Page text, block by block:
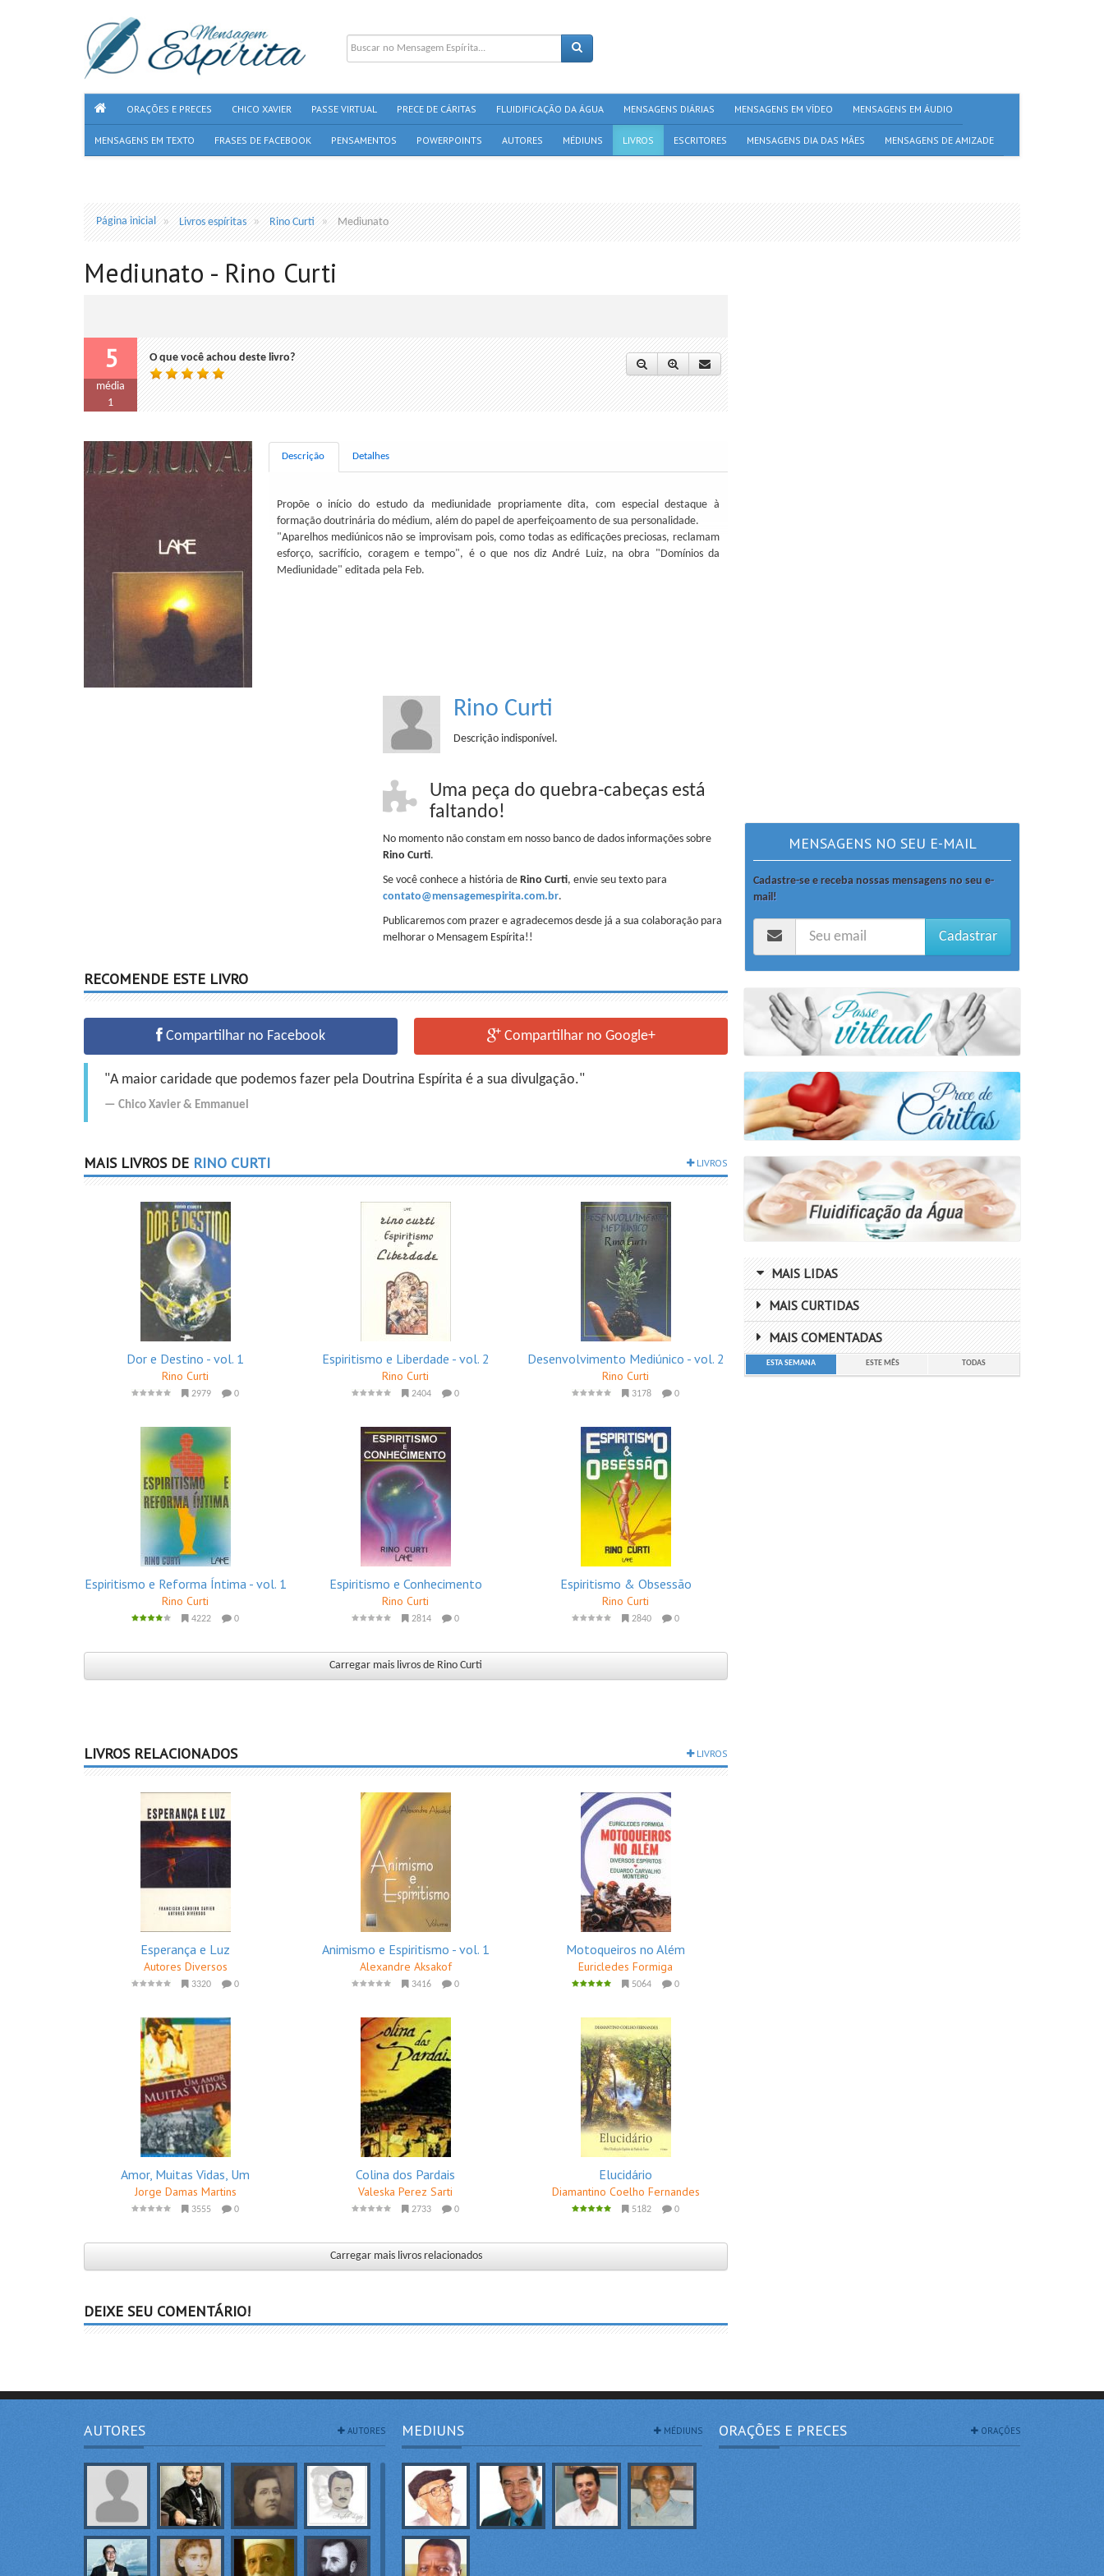
ORAÇÕES E PRECES CHICO XAVIER PASSE VIRTUAL PRECE DE CÁRITAS FLUIDIFICAÇÃO DA ÁGUA MENSAGENS DIÁRIAS MENSAGENS EM VÍDEO MENSAGENS EM ÁUDIO
MENSAGENS EM TEXTO FRASES DE FACEBOOK PENSAMENTOS POWERPOINTS AUTORES MÉDIUNS LIVROS ESCRITORES MENSAGENS DIA DAS MÃES MENSAGENS DE AMIZADE
Página inicial Livros espíritas Rino Curti Mediunato
Mediunato - Rino Curti
5
média
1
O que você achou deste livro?
Descrição Detalhes
Propõe o início do estudo da mediunidade propriamente dita, com especial destaque à
formação doutrinária do médium, além do papel de aperfeiçoamento de sua personalidade.
"Aparelhos mediúnicos não se improvisam pois, como todas as edificações preciosas, reclamam
esforço, sacrifício, coragem e tempo", é o que nos diz André Luiz, na obra "Domínios da
Mediunidade" editada pela Feb.
Rino Curti
Descrição indisponível.
Uma peça do quebra-cabeças está
faltando!
No momento não constam em nosso banco de dados informações sobre
Rino Curti.
Se você conhece a história de Rino Curti, envie seu texto para
contato@mensagemespirita.com.br.
Publicaremos com prazer e agradecemos desde já a sua colaboração para
melhorar o Mensagem Espírita!!
RECOMENDE ESTE LIVRO
Compartilhar no Facebook Compartilhar no Google+
"A maior caridade que podemos fazer pela Doutrina Espírita é a sua divulgação."
Chico Xavier & Emmanuel
MAIS LIVROS DE RINO CURTI LIVROS
Dor e Destino - vol. 1
Rino Curti
2979 0
Espiritismo e Liberdade - vol. 2
Rino Curti
2404 0
Desenvolvimento Mediúnico - vol. 2
Rino Curti
3178 0
Espiritismo e Reforma Íntima - vol. 1
Rino Curti
4222 0
Espiritismo e Conhecimento
Rino Curti
2814 0
Espiritismo & Obsessão
Rino Curti
2840 0
Carregar mais livros de Rino Curti
LIVROS RELACIONADOS LIVROS
Esperança e Luz
Autores Diversos
3320 0
Animismo e Espiritismo - vol. 1
Alexandre Aksakof
3416 0
Motoqueiros no Além
Euricledes Formiga
5064 0
Amor, Muitas Vidas, Um
Jorge Damas Martins
3555 0
Colina dos Pardais
Valeska Perez Sarti
2733 0
Elucidário
Diamantino Coelho Fernandes
5182 0
Carregar mais livros relacionados
DEIXE SEU COMENTÁRIO!
MENSAGENS NO SEU E-MAIL
Cadastre-se e receba nossas mensagens no seu e-
mail!
Cadastrar
MAIS LIDAS
MAIS CURTIDAS
MAIS COMENTADAS
ESTA SEMANA ESTE MÊS TODAS
AUTORES AUTORES MEDIUNS MÉDIUNS ORAÇÕES E PRECES ORAÇÕES